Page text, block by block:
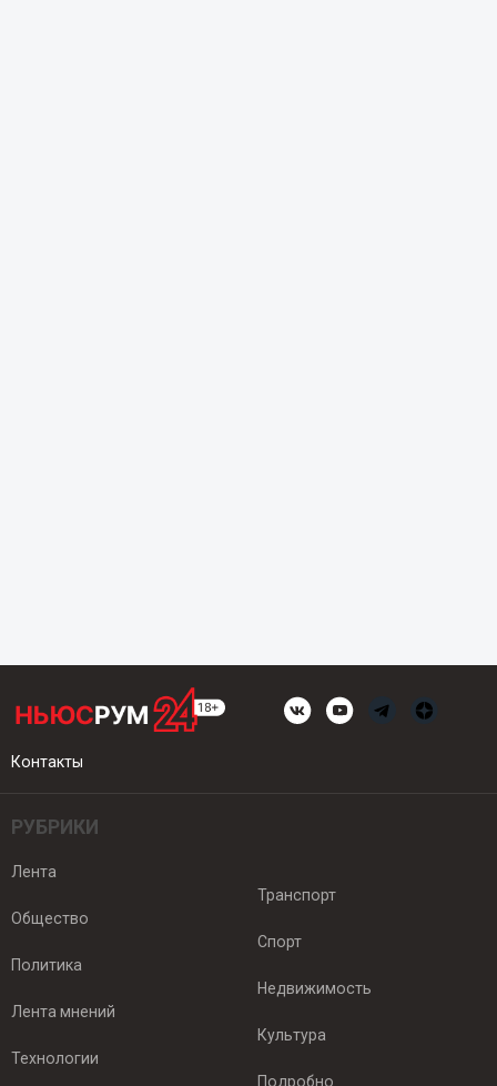
Контакты
РУБРИКИ
Лента
Общество
Политика
Лента мнений
Технологии
Транспорт
Спорт
Недвижимость
Культура
Подробно